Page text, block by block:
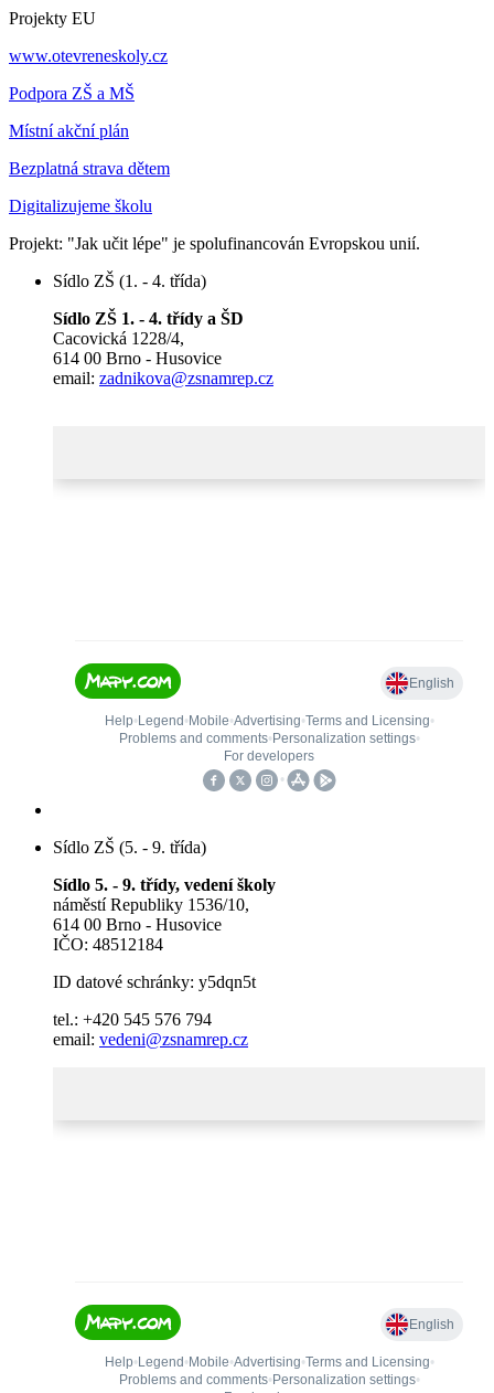
Projekty EU
www.otevreneskoly.cz
Podpora ZŠ a MŠ
Místní akční plán
Bezplatná strava dětem
Digitalizujeme školu
Projekt: "Jak učit lépe" je spolufinancován Evropskou unií.
Sídlo ZŠ (1. - 4. třída)
Sídlo ZŠ 1. - 4. třídy a ŠD
Cacovická 1228/4,
614 00 Brno - Husovice
email: zadnikova@zsnamrep.cz
Sídlo ZŠ (5. - 9. třída)
Sídlo 5. - 9. třídy, vedení školy
náměstí Republiky 1536/10,
614 00 Brno - Husovice
IČO: 48512184
ID datové schránky: y5dqn5t
tel.: +420 545 576 794
email: vedeni@zsnamrep.cz